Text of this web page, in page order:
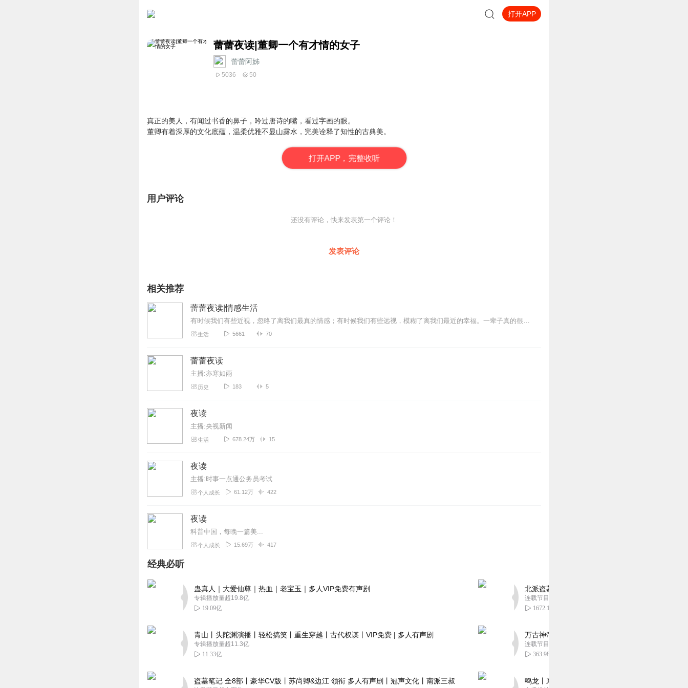
打开APP
蕾蕾夜读|董卿一个有才情的女子
蕾蕾阿姊
5036 50
真正的美人，有闻过书香的鼻子，吟过唐诗的嘴，看过字画的眼。
董卿有着深厚的文化底蕴，温柔优雅不显山露水，完美诠释了知性的古典美。
打开APP，完整收听
用户评论
还没有评论，快来发表第一个评论！
发表评论
相关推荐
蕾蕾夜读|情感生活
有时候我们有些近视，忽略了离我们最真的情感；有时候我们有些远视，模糊了离我们最近的幸福。一辈子真的很短，远没有我们想象的那么长，永远真的没有多远。所以，对爱你的...
生活 5661 70
蕾蕾夜读
主播:亦寒如雨
历史 183 5
夜读
主播:央视新闻
生活 678.24万 15
夜读
主播:时事一点通公务员考试
个人成长 61.12万 422
夜读
科普中国，每晚一篇美...
个人成长 15.69万 417
经典必听
蛊真人｜大爱仙尊｜热血｜老宝玉｜多人VIP免费有声剧
专辑播放量超19.8亿
19.09亿
青山丨头陀渊演播丨轻松搞笑丨重生穿越丨古代权谋丨VIP免费 | 多人有声剧
专辑播放量超11.3亿
11.33亿
盗墓笔记 全8部丨豪华CV版丨苏尚卿&边江 领衔 多人有声剧丨冠声文化丨南派三叔
北派盗墓笔记丨头陀渊出品丨悬疑灵异丨摸金校尉
连载节目超五百集
1672.18万
万古神帝丨玄幻丨热血丨紫襟团队演播丨多人有声
连载节目超二百集
363.98万
鸣龙丨东方玄幻丨紫襟团队丨轻松搞笑丨多人有声